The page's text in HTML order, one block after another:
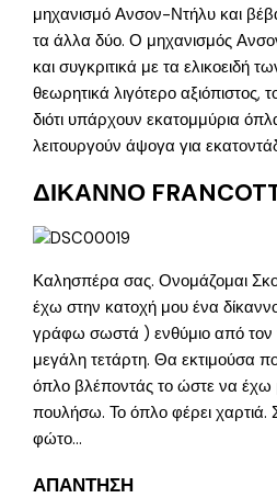
μηχανισμό Ανσον-Ντήλυ και
τα άλλα δύο. Ο μηχανισμός
και συγκριτικά με τα ελικοειδή
θεωρητικά λιγότερο αξιόπιστος,
διότι υπάρχουν εκατομμύρια
λειτουργούν άψογα για
ΔΙΚΑΝΝΟ
Καλησπέρα σας. Ονομάζομαι
έχω στην κατοχή μου ένα
γράφω σωστά ) ενθύμιο από
μεγάλη τετάρτη. Θα εκτιμούσα
όπλο βλέποντάς το ώστε να έχω
πουλήσω. Το όπλο φέρει χαρτιά.
φώτο…
ΑΠΑΝΤΗΣΗ